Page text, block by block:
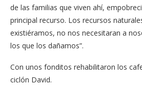
de las familias que viven ahí,
principal recurso. Los recursos
existiéramos, no nos necesitaran a
los que los dañamos”.
Con unos fonditos rehabilitaron los
ciclón David.